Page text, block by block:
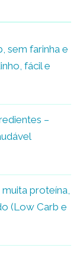
sem farinha e
fácil e
–
proteína,
(Low Carb e